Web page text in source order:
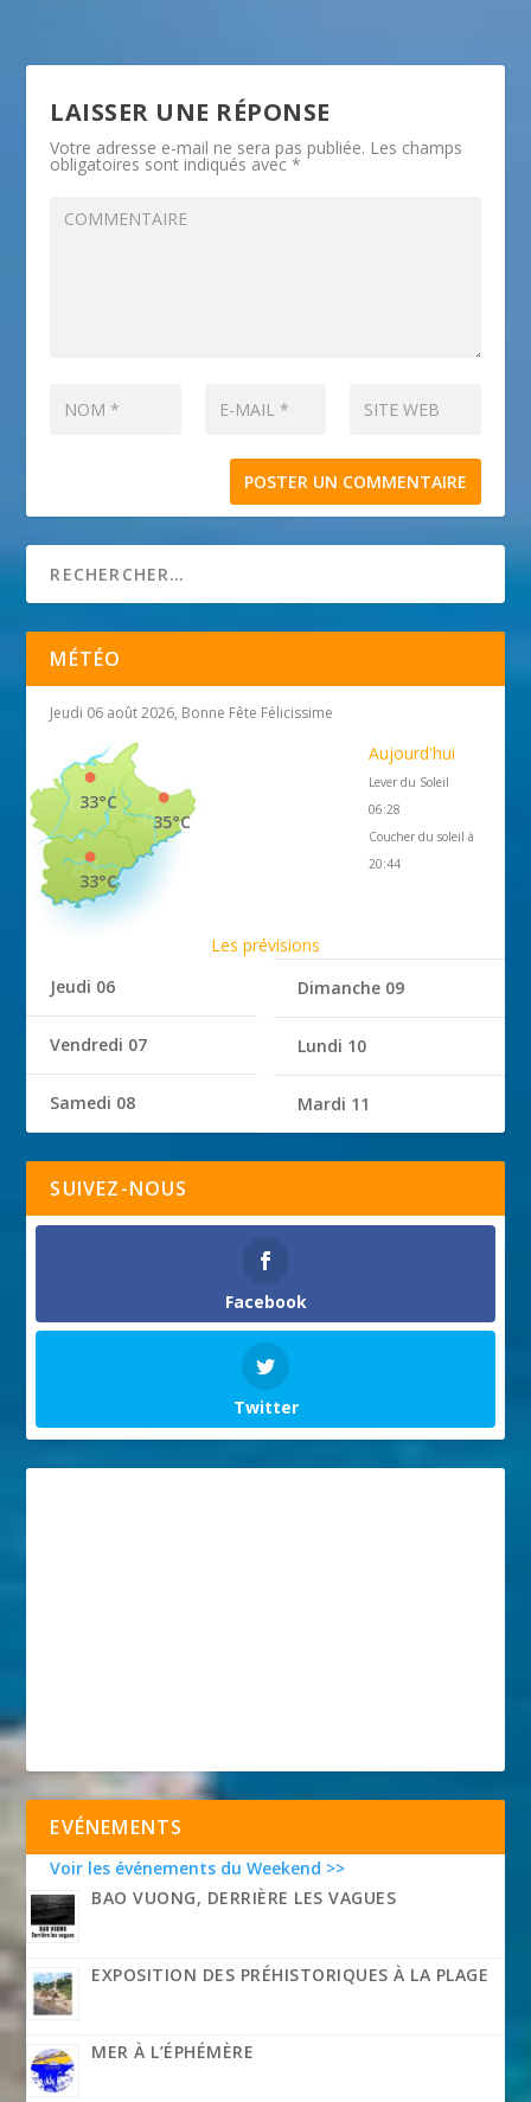
LAISSER UNE RÉPONSE
Votre adresse e-mail ne sera pas publiée. Les champs
obligatoires sont indiqués avec*
MÉTÉO
Jeudi 06 août 2026, Bonne Fête Félicissime
35°C
33°C
33°C
Aujourd'hui
Lever du Soleil
06:28
Coucher du soleil à
20:44
Les prévisions
Jeudi 06
Vendredi 07
Samedi 08
Dimanche 09
Lundi 10
Mardi 11
SUIVEZ-NOUS
Facebook
Twitter
EVÉNEMENTS
Voir les événements du Weekend >>
BAO VUONG, DERRIÈRE LES VAGUES
EXPOSITION DES PRÉHISTORIQUES À LA PLAGE
MER À L’ÉPHÉMÈRE